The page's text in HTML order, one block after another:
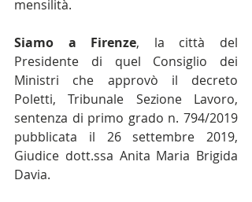
mensilità.
Siamo a Firenze, la città del
Presidente di quel Consiglio dei
Ministri che approvò il decreto
Poletti, Tribunale Sezione Lavoro,
sentenza di primo grado n. 794/2019
pubblicata il 26 settembre 2019,
Giudice dott.ssa Anita Maria Brigida
Davia.